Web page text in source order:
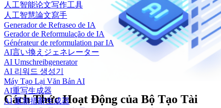
人工智能论文写作工具
人工智慧論文寫手
Generador de Refraseo de IA
Gerador de Reformulação de IA
Générateur de reformulation par IA
AI言い換えジェネレーター
AI Umschreibgenerator
AI 리워드 생성기
Máy Tạo Lại Văn Bản AI
AI重写生成器
AI 重新措辭生成器
Cách Thức Hoạt Động của Bộ Tạo Tài